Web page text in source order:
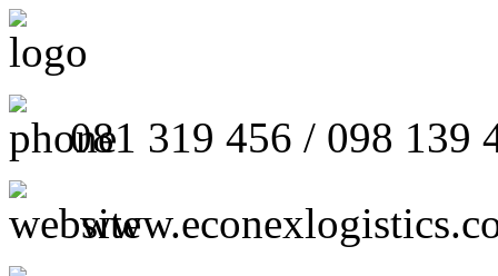
081 319 456 / 098 139